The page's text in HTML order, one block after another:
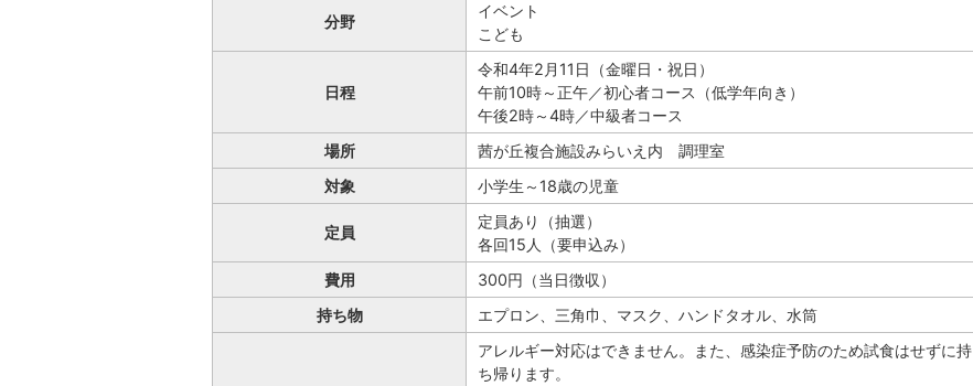
分野
イベント
こども
日程
令和4年2月11日（金曜日・祝日）
午前10時～正午／初心者コース（低学年向き）
午後2時～4時／中級者コース
場所
茜が丘複合施設みらいえ内 調理室
対象
小学生～18歳の児童
定員
定員あり（抽選）
各回15人（要申込み）
費用
300円（当日徴収）
持ち物
エプロン、三角巾、マスク、ハンドタオル、水筒
アレルギー対応はできません。また、感染症予防のため試食はせずに持
ち帰ります。